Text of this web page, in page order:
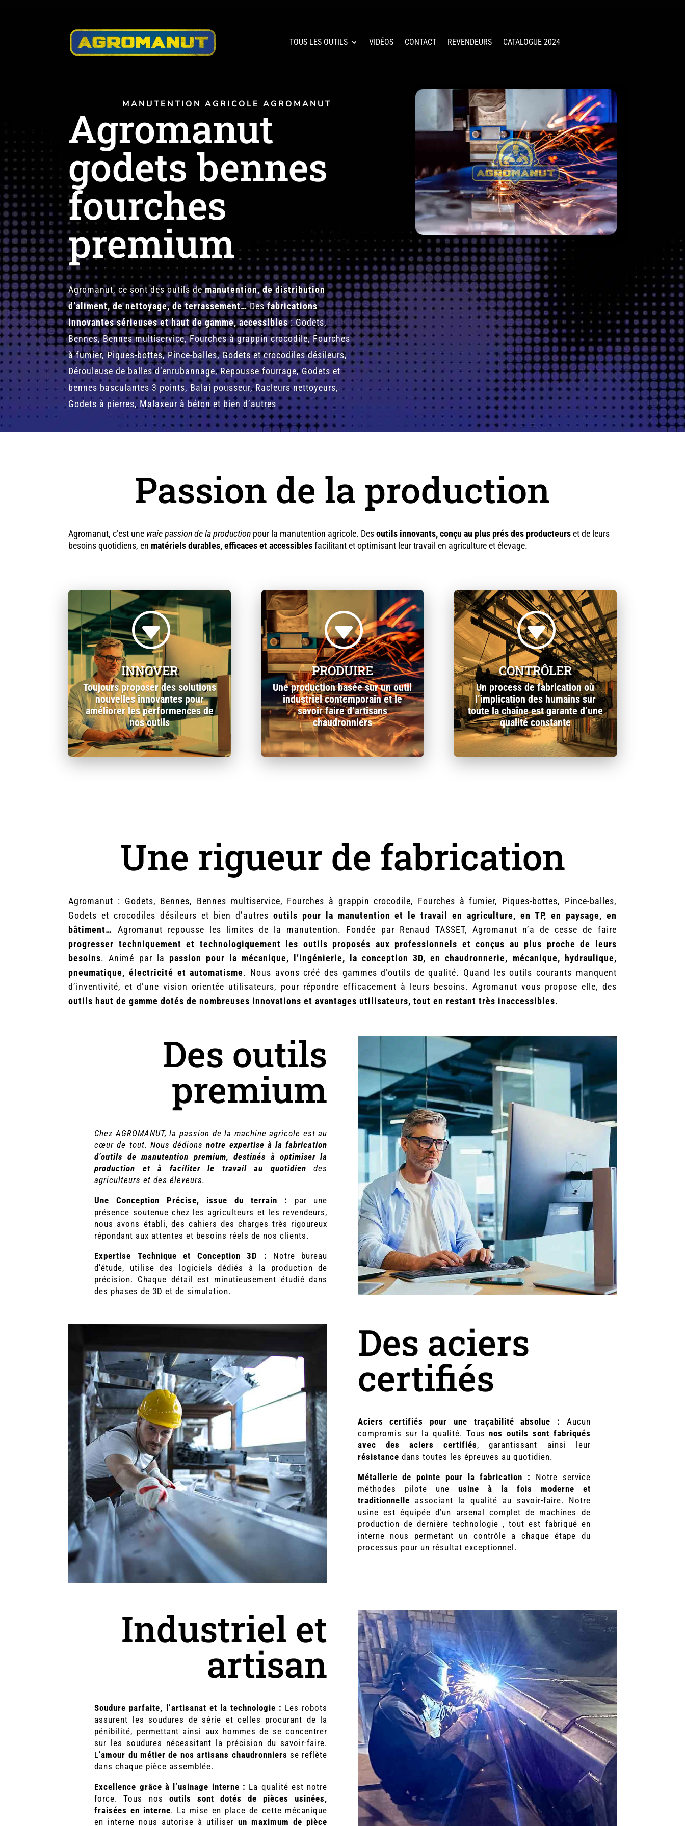
TOUS LES OUTILS VIDÉOS CONTACT REVENDEURS CATALOGUE 2024
MANUTENTION AGRICOLE AGROMANUT
Agromanut
godets bennes
fourches
premium
Agromanut, ce sont des outils demanutention, de distribution
d’aliment, de nettoyage, de terrassement…Desfabrications
innovantes sérieuses et haut de gamme, accessibles: Godets,
Bennes, Bennes multiservice, Fourches à grappin crocodile, Fourches
à fumier, Piques-bottes, Pince-balles, Godets et crocodiles désileurs,
Dérouleuse de balles d’enrubannage, Repousse fourrage, Godets et
bennes basculantes 3 points, Balai pousseur, Racleurs nettoyeurs,
Godets à pierres, Malaxeur à béton et bien d’autres
Passion de la production
Agromanut, c’est une vraie passion de la production pour la manutention agricole. Desoutils innovants, conçu au plus prés des producteurset de leurs
besoins quotidiens, en matériels durables, efficaces et accessiblesfacilitant et optimisant leur travail en agriculture et élevage.
G
INNOVER
Toujours proposer des solutions
nouvelles innovantes pour
améliorer les performences de
nos outils
G
PRODUIRE
Une production basée sur un outil
industriel contemporain et le
savoir faire d’artisans
chaudronniers
G
CONTRÔLER
Un process de fabrication où
l’implication des humains sur
toute la chaîne est garante d’une
qualité constante
Une rigueur de fabrication
Agromanut : Godets, Bennes, Bennes multiservice, Fourches à grappin crocodile, Fourches à fumier, Piques-bottes, Pince-balles,
Godets et crocodiles désileurs et bien d’autres outils pour la manutention et le travail en agriculture, en TP, en paysage, en
bâtiment… Agromanut repousse les limites de la manutention. Fondée par Renaud TASSET, Agromanut n’a de cesse de faire
progresser techniquement et technologiquement les outils proposés aux professionnels et conçus au plus proche de leurs
besoins. Animé par la passion pour la mécanique, l’ingénierie, la conception 3D, en chaudronnerie, mécanique, hydraulique,
pneumatique, électricité et automatisme. Nous avons créé des gammes d’outils de qualité. Quand les outils courants manquent
d’inventivité, et d’une vision orientée utilisateurs, pour répondre efficacement à leurs besoins. Agromanut vous propose elle, des
outils haut de gamme dotés de nombreuses innovations et avantages utilisateurs, tout en restant très inaccessibles.
Des outils
premium
Chez AGROMANUT, la passion de la machine agricole est au
cœur de tout. Nous dédionsnotre expertise à la fabrication
d’outils de manutention premium, destinés à optimiser la
production et à faciliter le travail au quotidien des
agriculteurs et des éleveurs.
Une Conception Précise, issue du terrain : par une
présence soutenue chez les agriculteurs et les revendeurs,
nous avons établi, des cahiers des charges très rigoureux
répondant aux attentes et besoins réels de nos clients.
Expertise Technique et Conception 3D : Notre bureau
d’étude, utilise des logiciels dédiés à la production de
précision. Chaque détail est minutieusement étudié dans
des phases de 3D et de simulation.
Des aciers
certifiés
Aciers certifiés pour une traçabilité absolue :
Aucun
compromis sur la qualité. Tousnos outils sont fabriqués
avec des aciers certifiés, garantissant ainsi leur
résistance dans toutes les épreuves au quotidien.
Métallerie de pointe pour la fabrication :
Notre service
méthodes pilote une usine à la fois moderne et
traditionnelle associant la qualité au savoir-faire. Notre
usine est équipée d’un arsenal complet de machines de
production de dernière technologie , tout est fabriqué en
interne nous permetant un contrôle a chaque étape du
processus pour un résultat exceptionnel.
Industriel et
artisan
Soudure parfaite, l’artisanat et la technologie : Les robots
assurent les soudures de série et celles procurant de la
pénibilité, permettant ainsi aux hommes de se concentrer
sur les soudures nécessitant la précision du savoir-faire.
L’amour du métier de nos artisans chaudronniers se reflète
dans chaque pièce assemblée.
Excellence grâce à l’usinage interne : La qualité est notre
force. Tous nos outils sont dotés de pièces usinées,
fraisées en interne. La mise en place de cette mécanique
en interne nous autorise à utiliserun maximum de pièce